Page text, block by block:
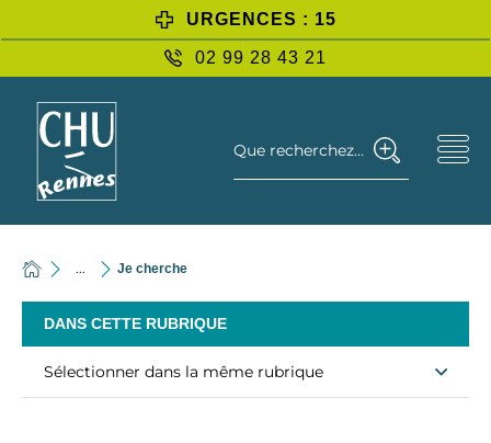
URGENCES : 15
02 99 28 43 21
Que recherchez-vous ?
... Je cherche
DANS CETTE RUBRIQUE
Sélectionner dans la même rubrique